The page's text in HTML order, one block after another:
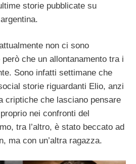
storie pubblicate su
non ci sono
che un allontanamento tra i
Sono infatti settimane che
storie riguardanti Elio, anzi
criptiche che lasciano pensare
nei confronti del
tra l’altro, è stato beccato ad
ma con un’altra ragazza.